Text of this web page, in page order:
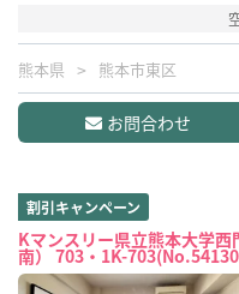
熊本県 熊本市東区
お問合わせ
割引キャンペーン
Kマンスリー県立熊本大学
南） 703・1K-